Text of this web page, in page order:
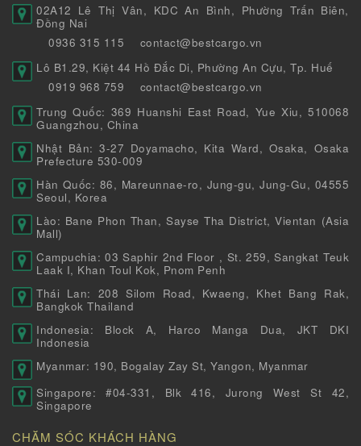
02A12 Lê Thị Vân, KDC An Bình, Phường Trấn Biên,
Đồng Nai
0936 315 115
contact@bestcargo.vn
Lô B1.29, Kiệt 44 Hồ Đắc Di, Phường An Cựu, Tp. Huế
0919 968 759
contact@bestcargo.vn
Trung Quốc: 369 Huanshi East Road, Yue Xiu, 510068
Guangzhou, China
Nhật Bản: 3-27 Doyamacho, Kita Ward, Osaka, Osaka
Prefecture 530-009
Hàn Quốc: 86, Mareunnae-ro, Jung-gu, Jung-Gu, 04555
Seoul, Korea
Lào: Bane Phon Than, Sayse Tha District, Vientan (Asia
Mall)
Campuchia: 03 Saphir 2nd Floor , St. 259, Sangkat Teuk
Laak I, Khan Toul Kok, Pnom Penh
Thái Lan: 208 Silom Road, Kwaeng, Khet Bang Rak,
Bangkok Thailand
Indonesia: Block A, Harco Manga Dua, JKT DKI
Indonesia
Myanmar: 190, Bogalay Zay St, Yangon, Myanmar
Singapore: #04-331, Blk 416, Jurong West St 42,
Singapore
CHĂM SÓC KHÁCH HÀNG